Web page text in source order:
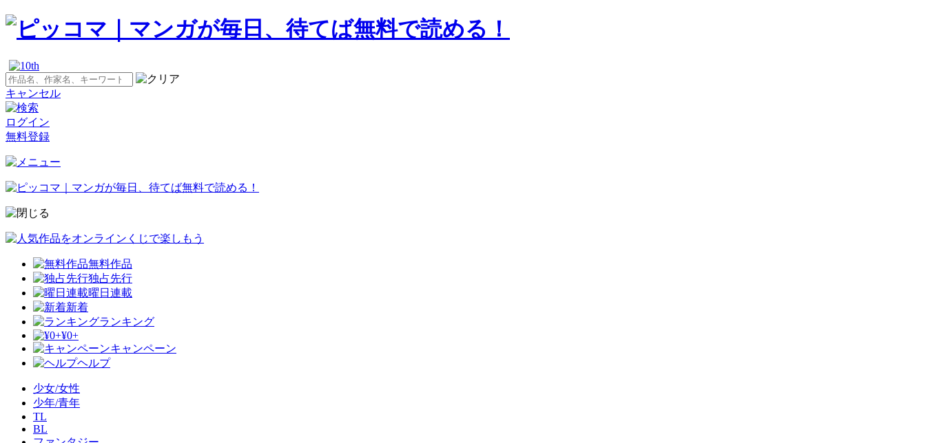
キャンセル
ログイン
無料登録
無料作品
独占先行
曜日連載
新着
ランキング
¥0+
キャンペーン
ヘルプ
少女/女性
少年/青年
TL
BL